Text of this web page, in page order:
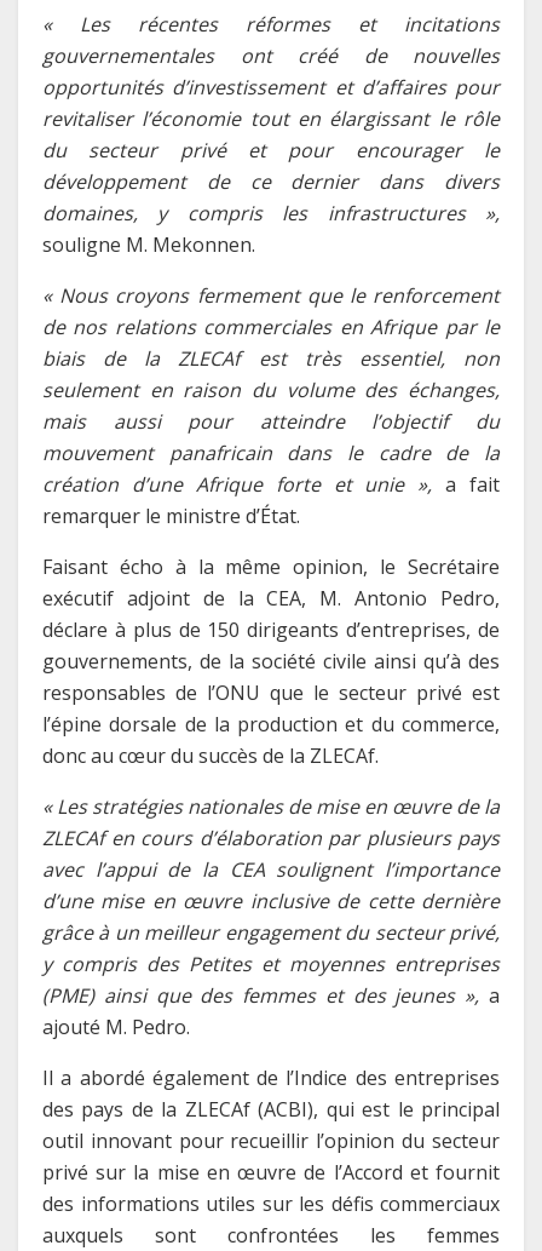
« Les récentes réformes et incitations
gouvernementales ont créé de nouvelles
opportunités d’investissement et d’affaires pour
revitaliser l’économie tout en élargissant le rôle
du secteur privé et pour encourager le
développement de ce dernier dans divers
domaines, y compris les infrastructures »,
souligne M. Mekonnen.
« Nous croyons fermement que le renforcement
de nos relations commerciales en Afrique par le
biais de la ZLECAf est très essentiel, non
seulement en raison du volume des échanges,
mais aussi pour atteindre l’objectif du
mouvement panafricain dans le cadre de la
création d’une Afrique forte et unie »,a fait
remarquer le ministre d’État.
Faisant écho à la même opinion, le Secrétaire
exécutif adjoint de la CEA, M. Antonio Pedro,
déclare à plus de 150 dirigeants d’entreprises, de
gouvernements, de la société civile ainsi qu’à des
responsables de l’ONU que le secteur privé est
l’épine dorsale de la production et du commerce,
donc au cœur du succès de la ZLECAf.
« Les stratégies nationales de mise en œuvre de la
ZLECAf en cours d’élaboration par plusieurs pays
avec l’appui de la CEA soulignent l’importance
d’une mise en œuvre inclusive de cette dernière
grâce à un meilleur engagement du secteur privé,
y compris des Petites et moyennes entreprises
(PME) ainsi que des femmes et des jeunes », a
ajouté M. Pedro.
Il a abordé également de l’Indice des entreprises
des pays de la ZLECAf (ACBI), qui est le principal
outil innovant pour recueillir l’opinion du secteur
privé sur la mise en œuvre de l’Accord et fournit
des informations utiles sur les défis commerciaux
auxquels sont confrontées les femmes